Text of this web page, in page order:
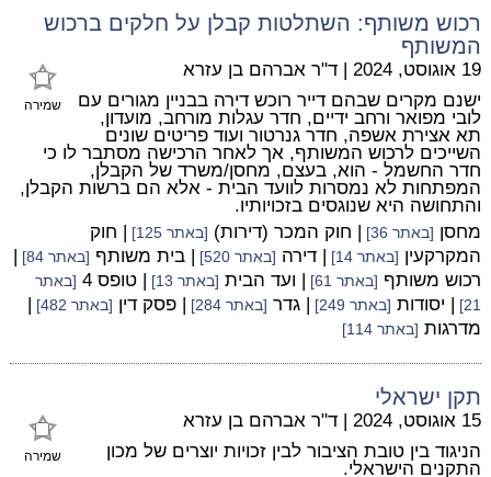
רכוש משותף: השתלטות קבלן על חלקים ברכוש
המשותף
שמירה
19 אוגוסט, 2024 | ד"ר אברהם בן עזרא
ישנם מקרים שבהם דייר רוכש דירה בבניין מגורים עם
לובי מפואר ורחב ידיים, חדר עגלות מורחב, מועדון,
תא אצירת אשפה, חדר גנרטור ועוד פריטים שונים
השייכים לרכוש המשותף, אך לאחר הרכישה מסתבר לו כי
חדר החשמל - הוא, בעצם, מחסן/משרד של הקבלן,
המפתחות לא נמסרות לוועד הבית - אלא הם ברשות הקבלן,
והתחושה היא שנוגסים בזכויותיו.
מחסן [באתר 36] | חוק המכר (דירות) [באתר 125]
| חוק
המקרקעין [באתר 14] | דירה [באתר 520] | בית משותף [באתר 84]
|
רכוש משותף [באתר 61] | ועד הבית [באתר 13] | טופס 4
[באתר
21]
| יסודות [באתר 249] | גדר [באתר 284] | פסק דין [באתר 482]
|
מדרגות [באתר 114]
תקן ישראלי
שמירה
15 אוגוסט, 2024 | ד"ר אברהם בן עזרא
הניגוד בין טובת הציבור לבין זכויות יוצרים של מכון
התקנים הישראלי.